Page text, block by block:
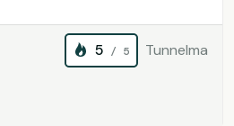
5 / 5 Tunnelma